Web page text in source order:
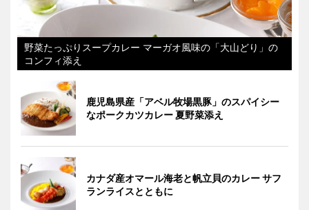
野菜たっぷりスープカレー マーガオ風味の「大山どり」の
コンフィ添え
鹿児島県産「アベル牧場黒豚」のスパイシー
なポークカツカレー 夏野菜添え
カナダ産オマール海老と帆立貝のカレー サフ
ランライスとともに